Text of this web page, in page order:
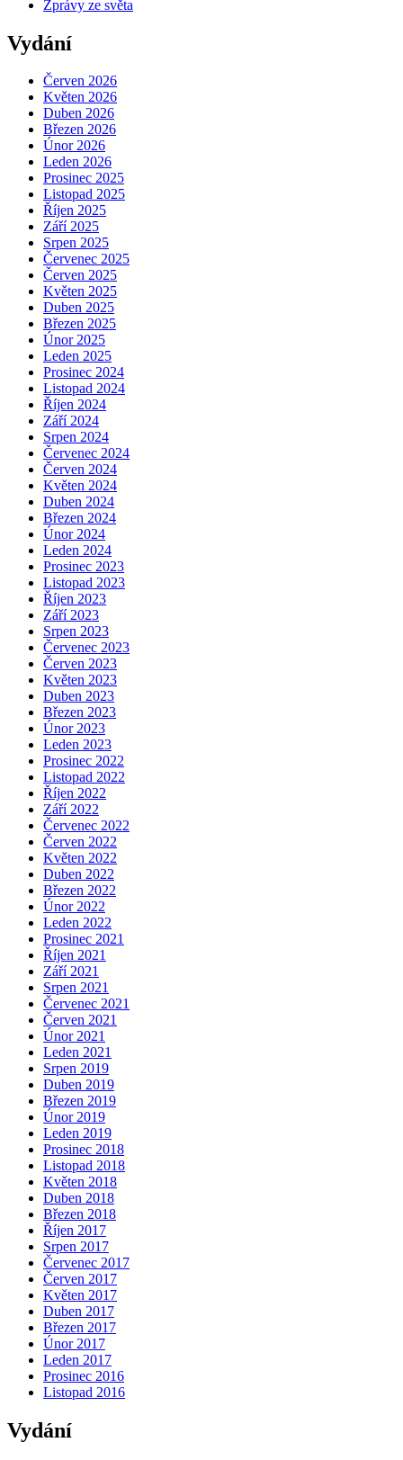
Zprávy ze světa
Vydání
Červen 2026
Květen 2026
Duben 2026
Březen 2026
Únor 2026
Leden 2026
Prosinec 2025
Listopad 2025
Říjen 2025
Září 2025
Srpen 2025
Červenec 2025
Červen 2025
Květen 2025
Duben 2025
Březen 2025
Únor 2025
Leden 2025
Prosinec 2024
Listopad 2024
Říjen 2024
Září 2024
Srpen 2024
Červenec 2024
Červen 2024
Květen 2024
Duben 2024
Březen 2024
Únor 2024
Leden 2024
Prosinec 2023
Listopad 2023
Říjen 2023
Září 2023
Srpen 2023
Červenec 2023
Červen 2023
Květen 2023
Duben 2023
Březen 2023
Únor 2023
Leden 2023
Prosinec 2022
Listopad 2022
Říjen 2022
Září 2022
Červenec 2022
Červen 2022
Květen 2022
Duben 2022
Březen 2022
Únor 2022
Leden 2022
Prosinec 2021
Říjen 2021
Září 2021
Srpen 2021
Červenec 2021
Červen 2021
Únor 2021
Leden 2021
Srpen 2019
Duben 2019
Březen 2019
Únor 2019
Leden 2019
Prosinec 2018
Listopad 2018
Květen 2018
Duben 2018
Březen 2018
Říjen 2017
Srpen 2017
Červenec 2017
Červen 2017
Květen 2017
Duben 2017
Březen 2017
Únor 2017
Leden 2017
Prosinec 2016
Listopad 2016
Vydání